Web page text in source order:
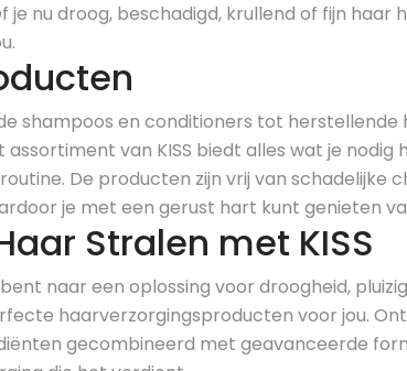
je nu droog, beschadigd, krullend of fijn haar
shampoos en conditioners tot herstellende
assortiment van KISS biedt alles wat je
De producten zijn vrij van schadelijke
je met een gerust hart kunt genieten
Stralen met KISS
naar een oplossing voor droogheid,
haarverzorgingsproducten voor jou.
gecombineerd met geavanceerde